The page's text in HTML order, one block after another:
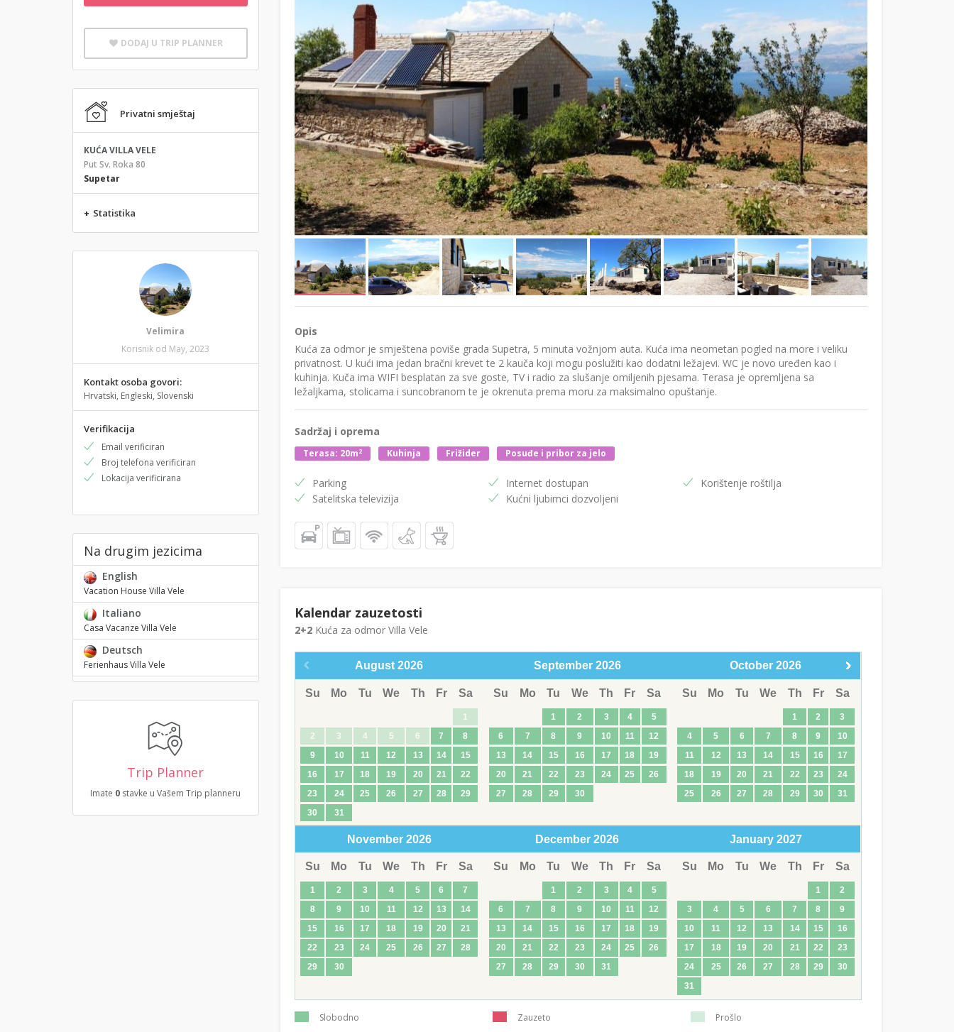
DODAJ U TRIP PLANNER
Privatni smještaj
KUĆA VILLA VELE
Put Sv. Roka 80
Supetar
+ Statistika
Velimira
Korisnik od May, 2023
Kontakt osoba govori:
Hrvatski, Engleski, Slovenski
Verifikacija
Email verificiran
Broj telefona verificiran
Lokacija verificirana
Na drugim jezicima
English
Vacation House Villa Vele
Italiano
Casa Vacanze Villa Vele
Deutsch
Ferienhaus Villa Vele
Trip Planner
Imate 0 stavke u Vašem Trip planneru
Opis
Kuća za odmor je smještena poviše grada Supetra, 5 minuta vožnjom auta. Kuća ima neometan pogled na more i veliku
privatnost. U kući ima jedan bračni krevet te 2 kauča koji mogu poslužiti kao dodatni ležajevi. WC je novo uređen kao i
kuhinja. Kuča ima WIFI besplatan za sve goste, TV i radio za slušanje omiljenih pjesama. Terasa je opremljena sa
ležaljkama, stolicama i suncobranom te je okrenuta prema moru za maksimalno opuštanje.
Sadržaj i oprema
Terasa: 20m2 Kuhinja Frižider Posuđe i pribor za jelo
Parking
Satelitska televizija
Internet dostupan
Kućni ljubimci dozvoljeni
Korištenje roštilja
Kalendar zauzetosti
2+2Kuća za odmor Villa Vele
August 2026
Su Mo Tu We Th Fr Sa
1
2
3 4 5 6 7
8
9
10 11 12 13 14
15
16
17 18 19 20 21
22
23
24 25 26 27 28
29
30
31
September 2026
Su Mo Tu We Th Fr Sa
1 2 3 4
5
6
7 8 9 10 11
12
13
14 15 16 17 18
19
20
21 22 23 24 25
26
27
28 29 30
October 2026
Su Mo Tu We Th Fr Sa
1 2
3
4
5 6 7 8 9
10
11
12 13 14 15 16
17
18
19 20 21 22 23
24
25
26 27 28 29 30 31
November 2026
Su Mo Tu We Th Fr Sa
1 2 3 4 5 6
7
8
9 10 11 12 13
14
15
16 17 18 19 20
21
22
23 24 25 26 27
28
29
30
December 2026
Su Mo Tu We Th Fr Sa
1 2 3 4
5
6
7 8 9 10 11
12
13
14 15 16 17 18
19
20
21 22 23 24 25
26
27
28 29 30 31
January 2027
Su Mo Tu We Th Fr Sa
1
2
3
4 5 6 7 8
9
10
11 12 13 14 15
16
17
18 19 20 21 22
23
24
25 26 27 28 29
30
31
Slobodno Zauzeto Prošlo